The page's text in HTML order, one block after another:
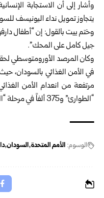
وأشار إلى أن الاستجابة
يتجاوز تمويل نداء اليونيسف للسودان لعام 2026
وختم ييت بالقول: إن “أطفال
جيل كامل على المحك”.
وكان المرصد الأورومتوسطي
“الطوارئ” و375 ألفاً في مرحلة “الكارثة/المجاعة”.
الوسوم: الأمم المتحدة السودان